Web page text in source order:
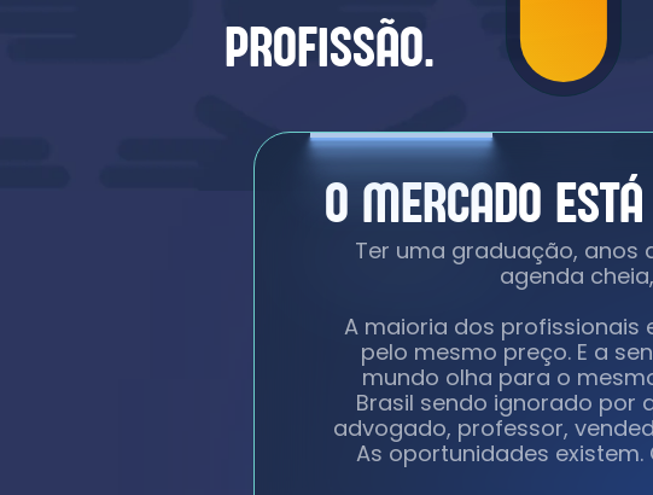
PROFISSÃO.
O MERCADO
Ter uma graduação, anos
agenda
A maioria dos profissionais
pelo mesmo preço. E a
mundo olha para o
Brasil sendo ignorado por
advogado, professor,
As oportunidades